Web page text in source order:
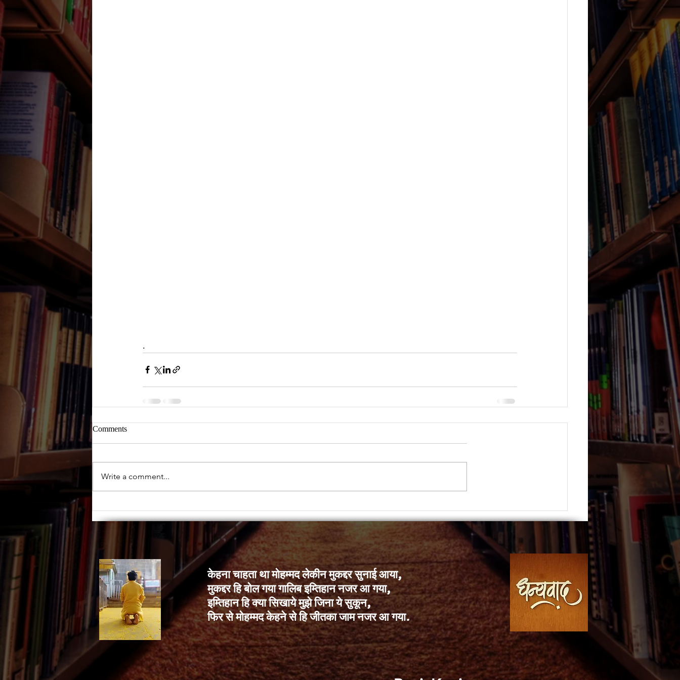
.
Comments
Write a comment...
केहना चाहता था मोहम्मद लेकीन मुकद्दर सुनाई आया,
मुकद्दर हि बोल गया गालिब इम्तिहान नजर आ गया,
इम्तिहान हि क्या सिखाये मुझे जिना ये सुकून,
फिर से मोहम्मद केहने से हि जीतका जाम नजर आ गया.